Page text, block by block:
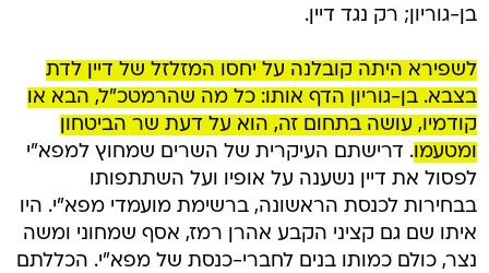
בן-גוריון; רק נגד דיין.
לשפירא היתה קובלנה על יחסו המזלזל של דיין לדת
בצבא. בן-גוריון הדף אותו: כל מה שהרמטכ"ל, הבא או
קודמיו, עושה בתחום זה, הוא על דעת שר הביטחון
ומטעמו. דרישתם העיקרית של השרים שמחוץ למפא"י
לפסול את דיין נשענה על אופיו ועל השתתפותו
בבחירות לכנסת הראשונה, ברשימת מועמדי מפא"י. היו
איתו שם גם קציני הקבע אהרן רמז, אסף שמחוני ומשה
נצר, כולם כמותו בנים לחברי-כנסת של מפא"י. הכללתם